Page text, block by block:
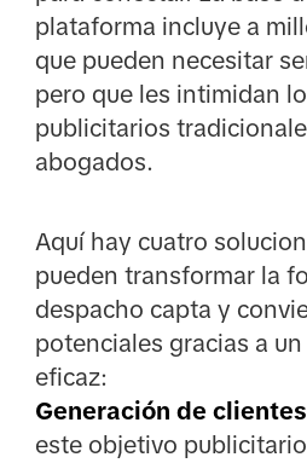
plataforma incluye a
que pueden necesitar
pero que les intimidan
publicitarios
abogados.
Aquí hay cuatro
pueden transformar la
despacho capta y
potenciales gracias a
eficaz:
Generación de
este objetivo